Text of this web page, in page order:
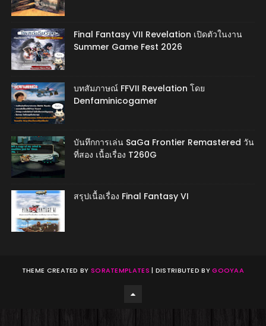
Final Fantasy VII Revelation เปิดตัวในงาน
Summer Game Fest 2026
บทสัมภาษณ์ FFVII Revelation โดย
Denfaminicogamer
บันทึกการเล่น SaGa Frontier Remastered วัน
ที่สอง เนื้อเรื่อง T260G
สรุปเนื้อเรื่อง Final Fantasy VI
THEME CREATED BY SORATEMPLATES | DISTRIBUTED BYGOOYAA